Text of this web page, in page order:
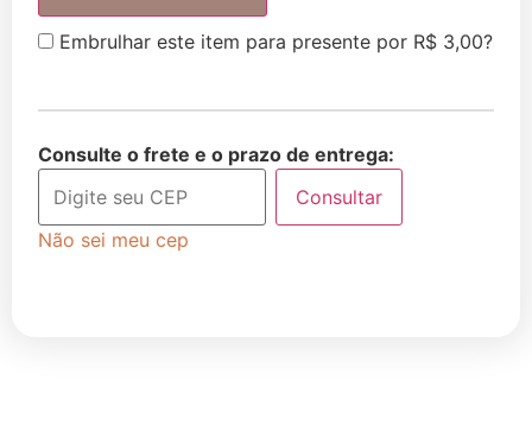
Embrulhar este item para presente por R$ 3,00?
Consulte o frete e o prazo de entrega:
Consultar
Não sei meu cep